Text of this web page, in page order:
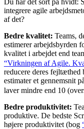
Du har det sort på hvidt:
integrere agile
af det?
Bedre kvalitet: Teams,
estimerer arbejdsbyrden
kvalitet i arbejdet end
“Virkningen af Agile.
reducere deres fejltæthed
estimater et gennemsnit
laver mindre end 10
Bedre produktivitet:
produktive. De bedste
højere produktivitet (bog